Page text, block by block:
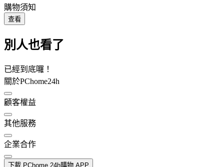
購物須知
查看
別人也看了
已經到底囉！
關於PChome24h
顧客權益
其他服務
企業合作
下載 PChome 24h購物 APP